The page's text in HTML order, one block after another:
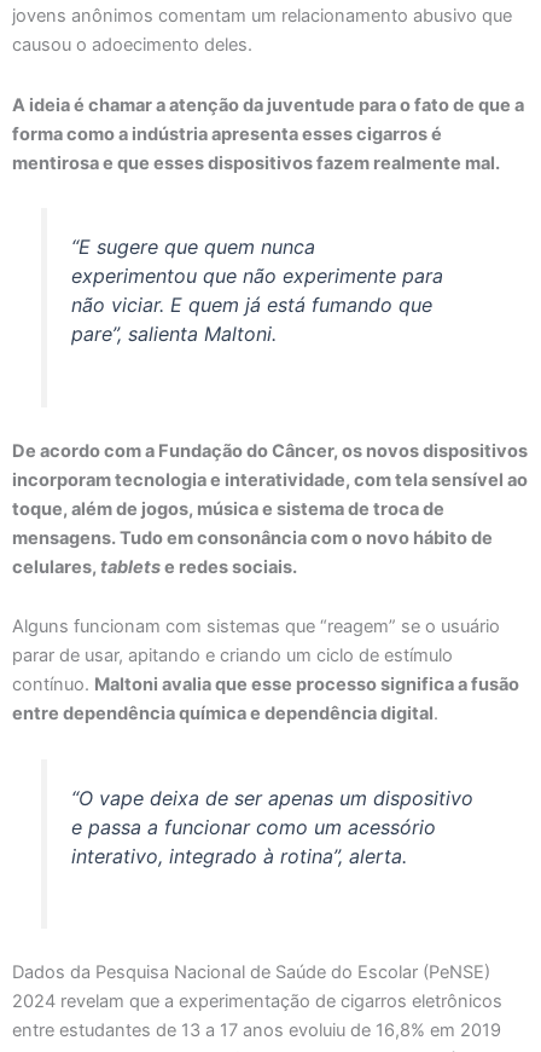
jovens anônimos comentam um relacionamento abusivo que
causou o adoecimento deles.
A ideia é chamar a atenção da juventude para o fato de que a
forma como a indústria apresenta esses cigarros é
mentirosa e que esses dispositivos fazem realmente mal.
“E sugere que quem nunca
experimentou que não experimente para
não viciar. E quem já está fumando que
pare”, salienta Maltoni.
De acordo com a Fundação do Câncer, os novos dispositivos
incorporam tecnologia e interatividade, com tela sensível ao
toque, além de jogos, música e sistema de troca de
mensagens. Tudo em consonância com o novo hábito de
celulares, tabletse redes sociais.
Alguns funcionam com sistemas que “reagem” se o usuário
parar de usar, apitando e criando um ciclo de estímulo
contínuo. Maltoni avalia que esse processo significa a fusão
entre dependência química e dependência digital.
“O vape deixa de ser apenas um dispositivo
e passa a funcionar como um acessório
interativo, integrado à rotina”, alerta.
Dados da Pesquisa Nacional de Saúde do Escolar (PeNSE)
2024 revelam que a experimentação de cigarros eletrônicos
entre estudantes de 13 a 17 anos evoluiu de 16,8% em 2019